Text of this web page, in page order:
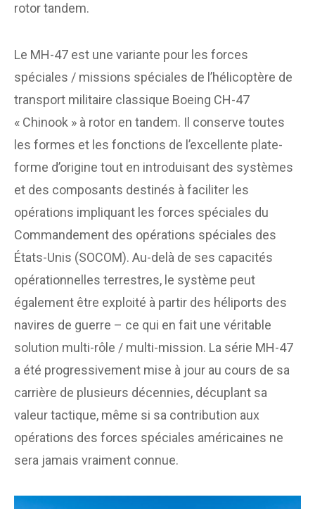
rotor tandem.
Le MH-47 est une variante pour les forces
spéciales / missions spéciales de l’hélicoptère de
transport militaire classique Boeing CH-47
« Chinook » à rotor en tandem. Il conserve toutes
les formes et les fonctions de l’excellente plate-
forme d’origine tout en introduisant des systèmes
et des composants destinés à faciliter les
opérations impliquant les forces spéciales du
Commandement des opérations spéciales des
États-Unis (SOCOM). Au-delà de ses capacités
opérationnelles terrestres, le système peut
également être exploité à partir des héliports des
navires de guerre – ce qui en fait une véritable
solution multi-rôle / multi-mission. La série MH-47
a été progressivement mise à jour au cours de sa
carrière de plusieurs décennies, décuplant sa
valeur tactique, même si sa contribution aux
opérations des forces spéciales américaines ne
sera jamais vraiment connue.